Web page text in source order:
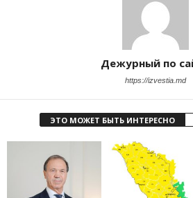
Дежурный по
https://izvestia.md
ЭТО МОЖЕТ БЫТЬ ИНТЕРЕСНО